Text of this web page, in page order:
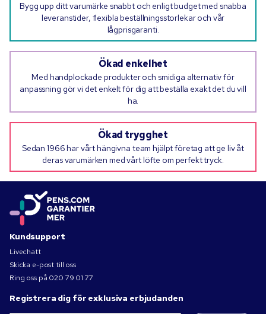
Bygg upp ditt varumärke snabbt och enligt budget med snabba
leveranstider, flexibla beställningsstorlekar och vår
lågprisgaranti.
Ökad enkelhet
Med handplockade produkter och smidiga alternativ för
anpassning gör vi det enkelt för dig att beställa exakt det du vill
ha.
Ökad trygghet
Sedan 1966 har vårt hängivna team hjälpt företag att ge liv åt
deras varumärken med vårt löfte om perfekt tryck.
Kundsupport
Livechatt
Skicka e-post till oss
Ring oss på 020 79 01 77
Registrera dig för exklusiva erbjudanden